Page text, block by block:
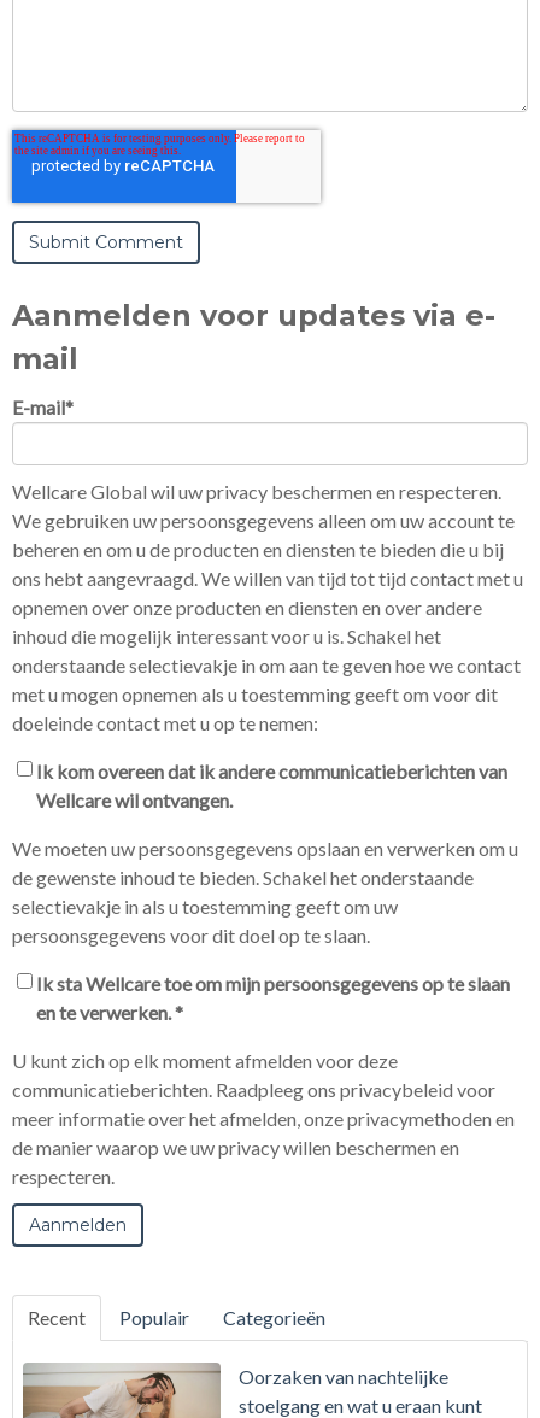
Aanmelden voor updates via e-
mail
E-mail*
Wellcare Global wil uw privacy beschermen en respecteren.
We gebruiken uw persoonsgegevens alleen om uw account te
beheren en om u de producten en diensten te bieden die u bij
ons hebt aangevraagd. We willen van tijd tot tijd contact met u
opnemen over onze producten en diensten en over andere
inhoud die mogelijk interessant voor u is. Schakel het
onderstaande selectievakje in om aan te geven hoe we contact
met u mogen opnemen als u toestemming geeft om voor dit
doeleinde contact met u op te nemen:
Ik kom overeen dat ik andere communicatieberichten van
Wellcare wil ontvangen.
We moeten uw persoonsgegevens opslaan en verwerken om u
de gewenste inhoud te bieden. Schakel het onderstaande
selectievakje in als u toestemming geeft om uw
persoonsgegevens voor dit doel op te slaan.
Ik sta Wellcare toe om mijn persoonsgegevens op te slaan
en te verwerken.*
U kunt zich op elk moment afmelden voor deze
communicatieberichten. Raadpleeg ons privacybeleid voor
meer informatie over het afmelden, onze privacymethoden en
de manier waarop we uw privacy willen beschermen en
respecteren.
Recent Populair Categorieën
Oorzaken van nachtelijke
stoelgang en wat u eraan kunt